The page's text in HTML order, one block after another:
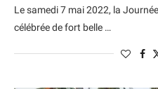
Le samedi 7 mai 2022, la
célébrée de fort belle …